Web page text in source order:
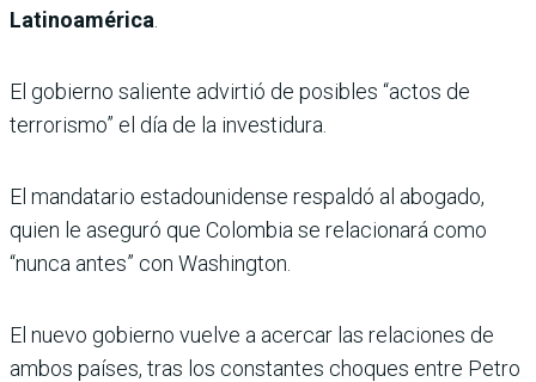
Latinoamérica
El gobierno saliente advirtió de posibles “actos de
terrorismo” el día de la investidura.
El mandatario estadounidense respaldó al abogado,
quien le aseguró que Colombia se relacionará como
“nunca antes” con Washington.
El nuevo gobierno vuelve a acercar las relaciones de
ambos países, tras los constantes choques entre Petro